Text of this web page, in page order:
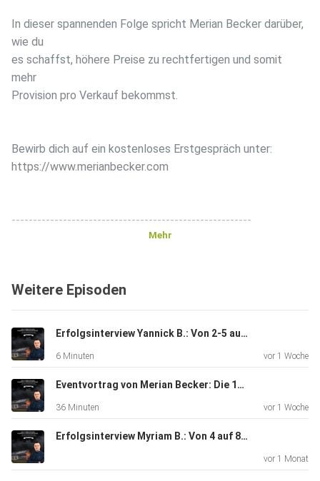
In dieser spannenden Folge spricht Merian Becker darüber,
wie du
es schaffst, höhere Preise zu rechtfertigen und somit
mehr
Provision pro Verkauf bekommst.
Bewirb dich auf ein kostenloses Erstgespräch unter:
https://www.merianbecker.com
--------------------------------------------------------
https://www.instagram.com/merian_becker/
Bewirb dich auf ein kostenloses Erstgespräch unter:
https://www.merianbecker.com
Mehr
Weitere Episoden
Erfolgsinterview Yannick B.: Von 2-5 auf 13 Anlagen im Monat Nur durch Eigenleads!
6 Minuten vor 1 Woche
Eventvortrag von Merian Becker: Die 11 Prinzipien der Topverkäufer (Photovoltaikvertrieb)
36 Minuten vor 1 Woche
Erfolgsinterview Myriam B.: Von 4 auf 8 Anlagen im Monat als Nebenberuflerin ohne mehr Zeitaufwand!
vor 1 Monat